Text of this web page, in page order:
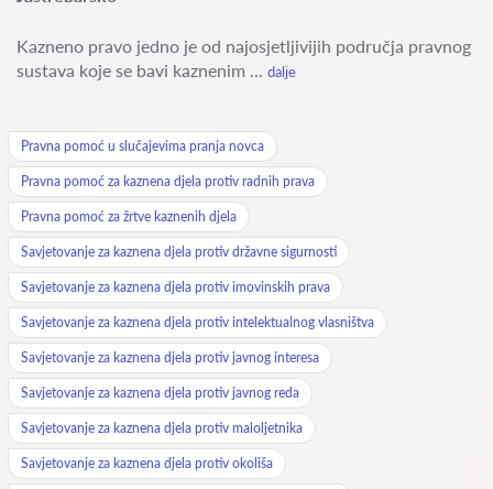
Kazneno pravo jedno je od najosjetljivijih područja pravnog
sustava koje se bavi kaznenim ... dalje
Pravna pomoć u slučajevima pranja novca
Pravna pomoć za kaznena djela protiv radnih prava
Pravna pomoć za žrtve kaznenih djela
Savjetovanje za kaznena djela protiv državne sigurnosti
Savjetovanje za kaznena djela protiv imovinskih prava
Savjetovanje za kaznena djela protiv intelektualnog vlasništva
Savjetovanje za kaznena djela protiv javnog interesa
Savjetovanje za kaznena djela protiv javnog reda
Savjetovanje za kaznena djela protiv maloljetnika
Savjetovanje za kaznena djela protiv okoliša